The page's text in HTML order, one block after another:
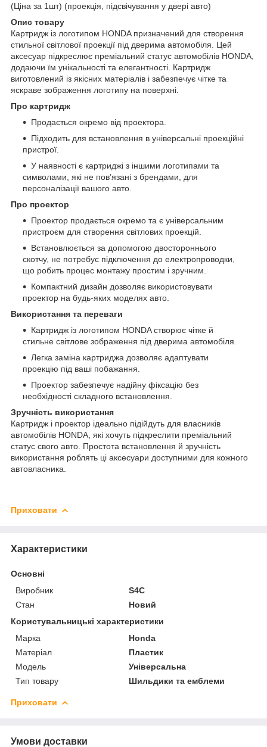
(Ціна за 1шт) (проекція, підсвічування у двері авто)
Опис товару
Картридж із логотипом HONDA призначений для створення
стильної світлової проекції під дверима автомобіля. Цей
аксесуар підкреслює преміальний статус автомобілів HONDA,
додаючи їм унікальності та елегантності. Картридж
виготовлений із якісних матеріалів і забезпечує чітке та
яскраве зображення логотипу на поверхні.
Про картридж
Продається окремо від проектора.
Підходить для встановлення в універсальні проекційні
пристрої.
У наявності є картриджі з іншими логотипами та
символами, які не пов’язані з брендами, для
персоналізації вашого авто.
Про проектор
Проектор продається окремо та є універсальним
пристроєм для створення світлових проекцій.
Встановлюється за допомогою двостороннього
скотчу, не потребує підключення до електропроводки,
що робить процес монтажу простим і зручним.
Компактний дизайн дозволяє використовувати
проектор на будь-яких моделях авто.
Використання та переваги
Картридж із логотипом HONDA створює чітке й
стильне світлове зображення під дверима автомобіля.
Легка заміна картриджа дозволяє адаптувати
проекцію під ваші побажання.
Проектор забезпечує надійну фіксацію без
необхідності складного встановлення.
Зручність використання
Картридж і проектор ідеально підійдуть для власників
автомобілів HONDA, які хочуть підкреслити преміальний
статус свого авто. Простота встановлення й зручність
використання роблять ці аксесуари доступними для кожного
автовласника.
Приховати
Характеристики
Основні
Виробник
S4C
Стан
Новий
Користувальницькі характеристики
Марка
Honda
Матеріал
Пластик
Мoдель
Універсальна
Тип товару
Шильдики та емблеми
Приховати
Умови доставки